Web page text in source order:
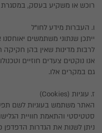
רוכש או משקיע בעסק, במסגרת
ו. העברות מידע לחו"ל
ייתכן שנתוני משתמשים
לרבות מדינות שאין בהן חקיקה
אנו נוקטים צעדים חוזיים
גם במקרים אלו.
ז. עוגיות (Cookies)
האתר משתמש בעוגיות לשם
סטטיסטי והתאמת חוויית
ניתן לשנות את הגדרות הדפדפן